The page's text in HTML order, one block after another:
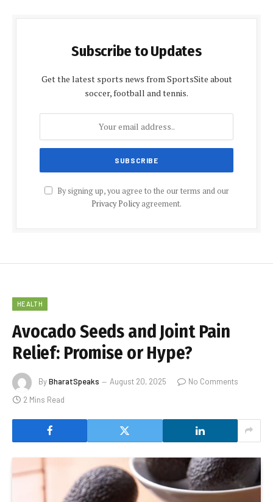
Subscribe to Updates
Get the latest sports news from SportsSite about
soccer, football and tennis.
By signing up, you agree to the our terms and our
Privacy Policyagreement.
HEALTH
Avocado Seeds and Joint Pain
Relief: Promise or Hype?
ByBharatSpeaks August 20, 2025
No Comments
2 Mins Read